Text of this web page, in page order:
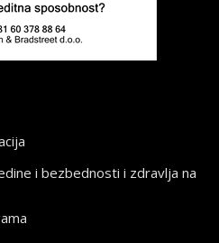
i bezbednosti i zdravlja na